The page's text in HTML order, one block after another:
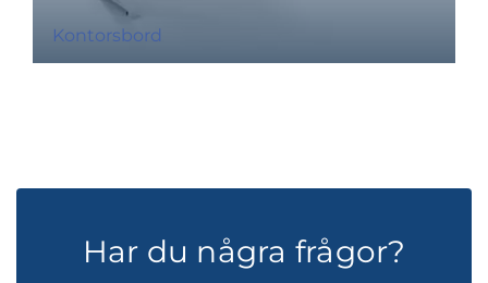
Kontorsbord
Har du några frågor?